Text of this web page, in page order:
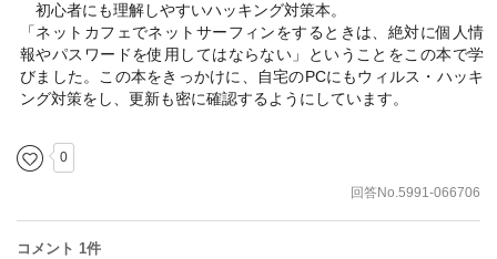
初心者にも理解しやすいハッキング対策本。
「ネットカフェでネットサーフィンをするときは、絶対に個人情
報やパスワードを使用してはならない」ということをこの本で学
びました。この本をきっかけに、自宅のPCにもウィルス・ハッキ
ング対策をし、更新も密に確認するようにしています。
0
回答No.5991-066706
コメント 1件